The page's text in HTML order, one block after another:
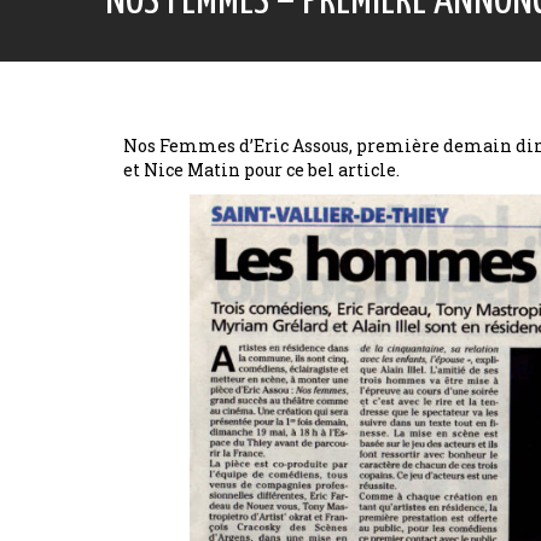
Nos Femmes d’Eric Assous, première demain
et Nice Matin pour ce bel article.